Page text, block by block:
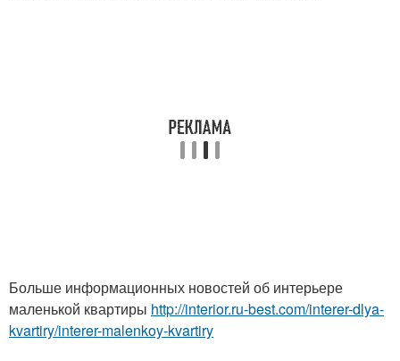
Больше информационных новостей об интерьере
маленькой квартиры http://interior.ru-best.com/interer-dlya-
kvartiry/interer-malenkoy-kvartiry